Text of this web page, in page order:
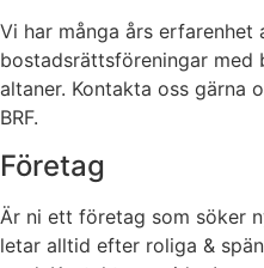
Vi har många års erfarenhet
bostadsrättsföreningar med
altaner. Kontakta oss gärna
BRF.
Företag
Är ni ett företag som söker
letar alltid efter roliga &